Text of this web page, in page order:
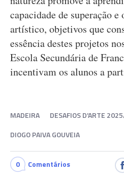
capacidade de superação
artístico, objetivos que
essência destes projetos
Escola Secundária de
incentivam os alunos a
MADEIRA
DESAFIOS D'ARTE
DIOGO PAIVA GOUVEIA
0 Comentários